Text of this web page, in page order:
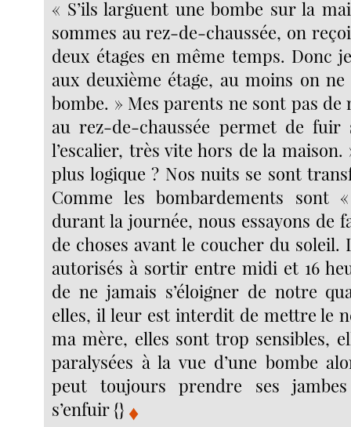
« S’ils larguent une bombe sur la
sommes au rez-de-chaussée, on
deux étages en même temps. Donc
aux deuxième étage, au moins on
bombe. » Mes parents ne sont pas de
au rez-de-chaussée permet de fuir
l’escalier, très vite hors de la maison.
plus logique ? Nos nuits se sont
Comme les bombardements sont
durant la journée, nous essayons de
de choses avant le coucher du soleil.
autorisés à sortir entre midi et 16
de ne jamais s’éloigner de notre
elles, il leur est interdit de mettre le
ma mère, elles sont trop sensibles,
paralysées à la vue d’une bombe
peut toujours prendre ses
s’enfuir {} ♦